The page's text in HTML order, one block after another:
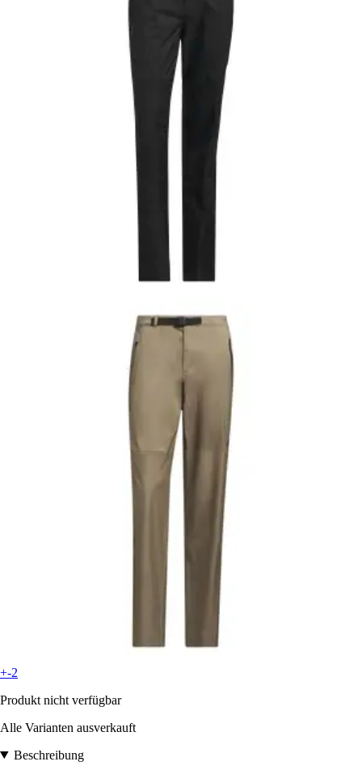
+-2
Produkt nicht verfügbar
Alle Varianten ausverkauft
Beschreibung